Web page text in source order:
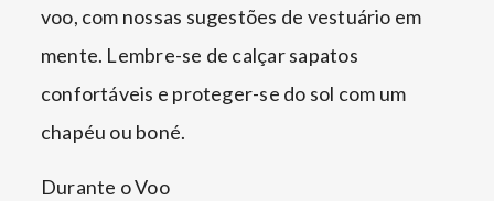
voo, com nossas sugestões de vestuário em
mente. Lembre-se de calçar sapatos
confortáveis e proteger-se do sol com um
chapéu ou boné.
Durante o Voo